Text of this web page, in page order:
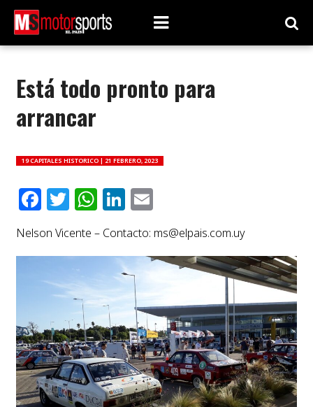
Está todo pronto para
arrancar
19 CAPITALES HISTORICO | 21 FEBRERO, 2023
Facebook
Twitter
WhatsApp
LinkedIn
Email
Nelson Vicente – Contacto: ms@elpais.com.uy